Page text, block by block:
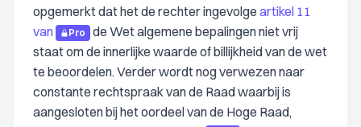
opgemerkt dat het de rechter ingevolge artikel 11
van
Pro
de Wet algemene bepalingen niet vrij
staat om de innerlijke waarde of billijkheid van de wet
te beoordelen. Verder wordt nog verwezen naar
constante rechtspraak van de Raad waarbij is
aangesloten bij het oordeel van de Hoge Raad,